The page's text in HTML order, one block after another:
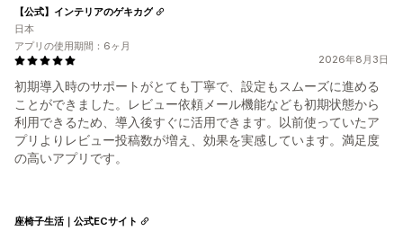
2026年8月3日
初期導入時のサポートがとても丁寧で、設定もスムーズに進める
ことができました。レビュー依頼メール機能なども初期状態から
利用できるため、導入後すぐに活用できます。以前使っていたア
プリよりレビュー投稿数が増え、効果を実感しています。満足度
の高いアプリです。
【公式】インテリアのゲキカグ
日本
アプリの使用期間：6ヶ月
座椅子生活｜公式ECサイト